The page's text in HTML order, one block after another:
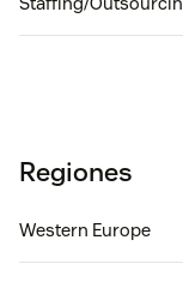
Regiones
Western Europe